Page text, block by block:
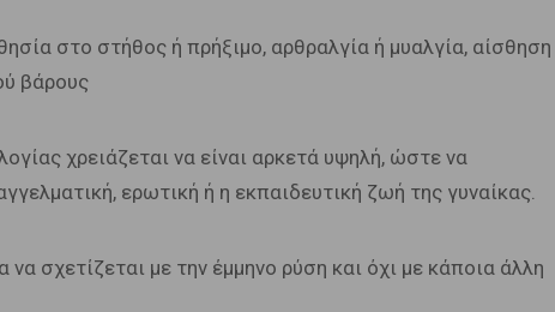
στο στήθος ή πρήξιμο, αρθραλγία ή μυαλγία, αίσθηση
βάρους
χρειάζεται να είναι αρκετά υψηλή, ώστε να
ερωτική ή η εκπαιδευτική ζωή της γυναίκας.
σχετίζεται με την έμμηνο ρύση και όχι με κάποια άλλη